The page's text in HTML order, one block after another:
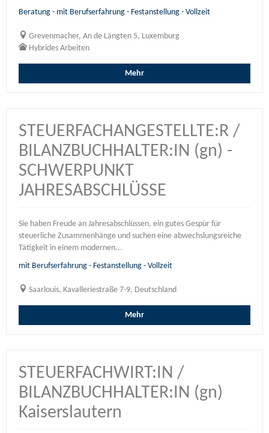
Beratung - mit Berufserfahrung - Festanstellung - Vollzeit
Grevenmacher, An de Längten 5, Luxemburg
Hybrides Arbeiten
Mehr
STEUERFACHANGESTELLTE:R /
BILANZBUCHHALTER:IN (gn) -
SCHWERPUNKT
JAHRESABSCHLÜSSE
Sie haben Freude an Jahresabschlüssen, ein gutes Gespür für
steuerliche Zusammenhänge und suchen eine abwechslungsreiche
Tätigkeit in einem modernen...
mit Berufserfahrung - Festanstellung - Vollzeit
Saarlouis, Kavalleriestraße 7-9, Deutschland
Mehr
STEUERFACHWIRT:IN /
BILANZBUCHHALTER:IN (gn)
Kaiserslautern